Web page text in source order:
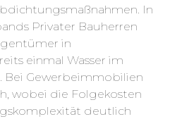
In
Privater Bauherren
in
einmal Wasser im
Bei Gewerbeimmobilien
wobei die Folgekosten
deutlich